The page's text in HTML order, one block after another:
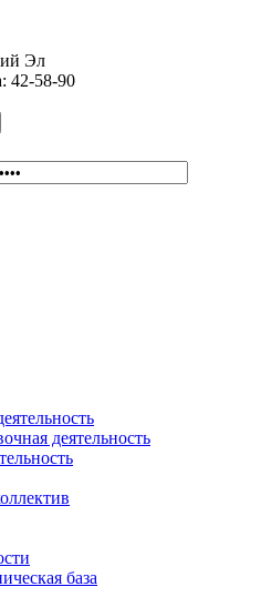
Эл
42-58-90
деятельность
база